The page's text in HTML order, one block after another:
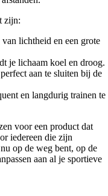
zijn:
lichtheid en een grote
je lichaam koel en droog.
aan te sluiten bij de
en langdurig trainen te
voor een product dat
iedereen die zijn
op de weg bent, op de
aan al je sportieve